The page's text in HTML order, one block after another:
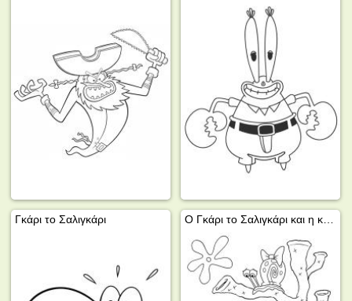
Γκάρι το Σαλιγκάρι